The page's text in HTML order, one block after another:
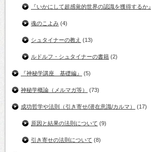
『いかにして超感覚的世界の認識を獲得するか』
魂のこよみ (4)
シュタイナーの教え (13)
ルドルフ・シュタイナーの書籍 (2)
『神秘学講座 基礎編』 (5)
神秘学概論（メルマガ等） (73)
成功哲学や法則（引き寄せ/潜在意識/カルマ） (17)
原因と結果の法則について (9)
引き寄せの法則について (8)